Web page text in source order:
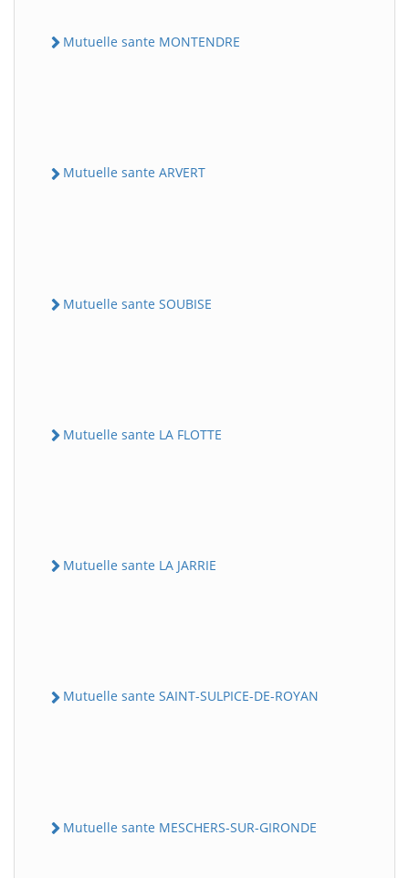
Mutuelle sante MONTENDRE
Mutuelle sante ARVERT
Mutuelle sante SOUBISE
Mutuelle sante LA FLOTTE
Mutuelle sante LA JARRIE
Mutuelle sante SAINT-SULPICE-DE-ROYAN
Mutuelle sante MESCHERS-SUR-GIRONDE